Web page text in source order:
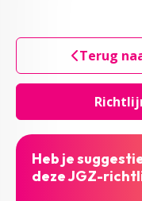
Terug
Heb je
deze JGZ-